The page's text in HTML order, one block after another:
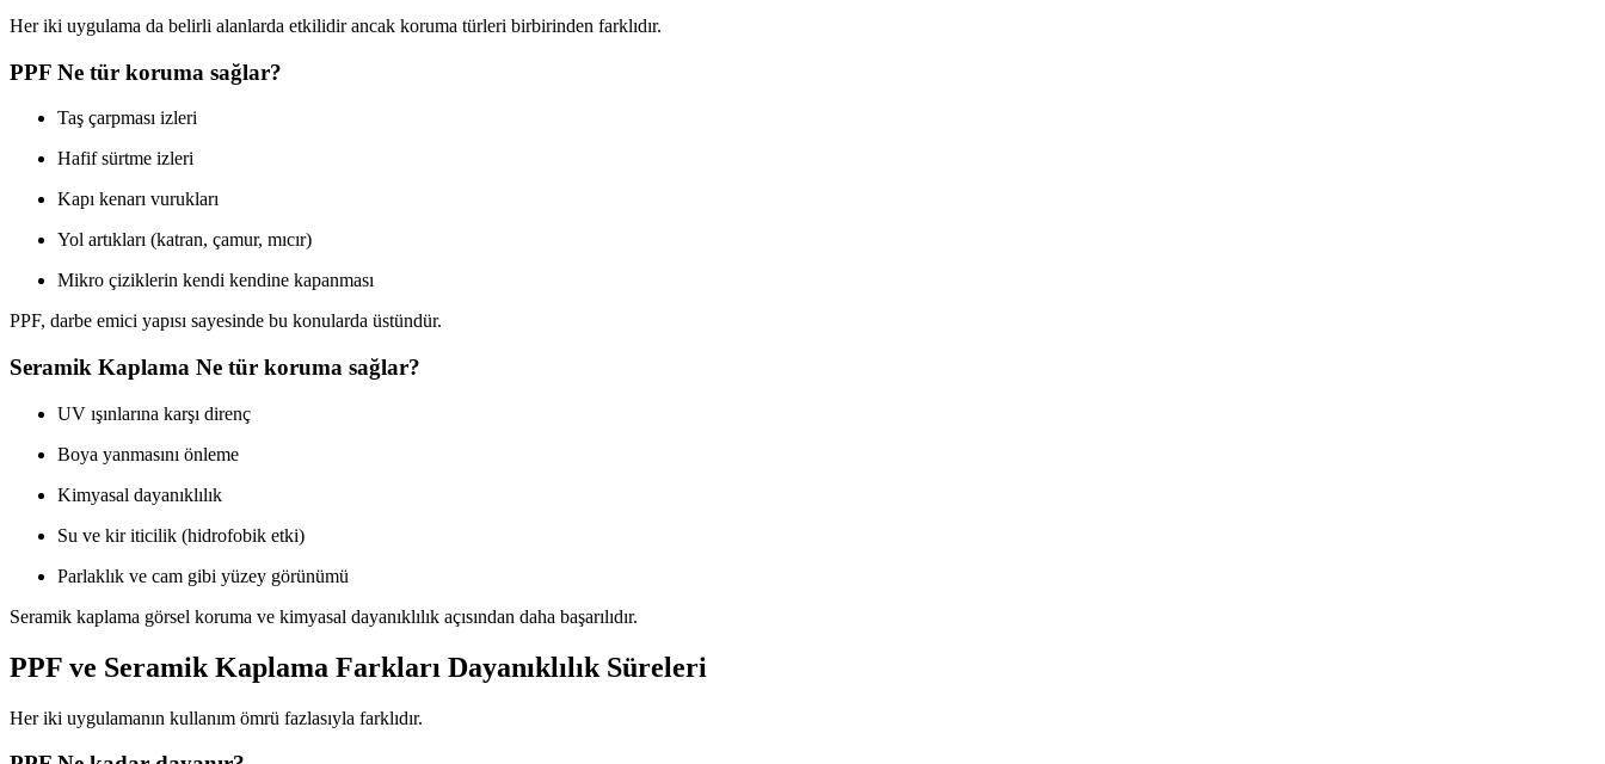
Her iki uygulama da belirli alanlarda etkilidir ancak koruma türleri birbirinden farklıdır.
PPF Ne tür koruma sağlar?
Taş çarpması izleri
Hafif sürtme izleri
Kapı kenarı vurukları
Yol artıkları (katran, çamur, mıcır)
Mikro çiziklerin kendi kendine kapanması
PPF, darbe emici yapısı sayesinde bu konularda üstündür.
Seramik Kaplama Ne tür koruma sağlar?
UV ışınlarına karşı direnç
Boya yanmasını önleme
Kimyasal dayanıklılık
Su ve kir iticilik (hidrofobik etki)
Parlaklık ve cam gibi yüzey görünümü
Seramik kaplama görsel koruma ve kimyasal dayanıklılık açısından daha başarılıdır.
PPF ve Seramik Kaplama Farkları Dayanıklılık Süreleri
Her iki uygulamanın kullanım ömrü fazlasıyla farklıdır.